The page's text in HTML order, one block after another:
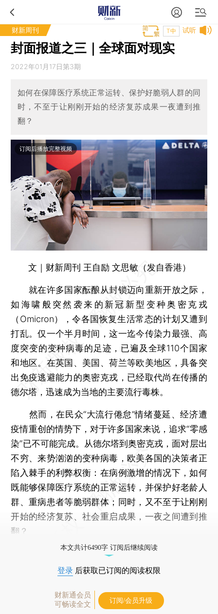
财新周刊 试听
T中
封面报道之三｜全球面对现实
2022年01月17日第3期
如何在保障医疗系统正常运转、保护好脆弱人群的同
时，不至于让刚刚开始的经济复苏成果一夜遭到推
翻？
订阅后播放完整视频
文｜财新周刊 王自励 文思敏（发自香港）
就在许多国家酝酿从封锁迈向重新开放之际，
如海啸般突然袭来的新冠新型变种奥密克戎
（Omicron），令各国恢复生活常态的计划又遭到
打乱。仅一个半月时间，这一迄今传染力最强、高
度突变的变种病毒的足迹，已遍及全球110个国家
和地区。在英国、美国、荷兰等欧美地区，具备突
出免疫逃避能力的奥密克戎，已经取代尚在传播的
德尔塔，迅速成为当地的主要流行毒株。
然而，在民众“大流行倦怠”情绪蔓延、经济遭
疫情重创的情势下，对于许多国家来说，追求“零感
染”已不可能完成。从德尔塔到奥密克戎，面对层出
不穷、来势汹汹的变种病毒，欧美各国的决策者正
陷入棘手的利弊权衡：在病例激增的情况下，如何
既能够保障医疗系统的正常运转，并保护好老龄人
群、重病患者等脆弱群体；同时，又不至于让刚刚
开始的经济复苏、社会重启成果，一夜之间遭到推
翻？
本文共计6490字 订阅后继续阅读
登录 后获取已订阅的阅读权限
财新通会员
可畅读全文
订阅/会员升级